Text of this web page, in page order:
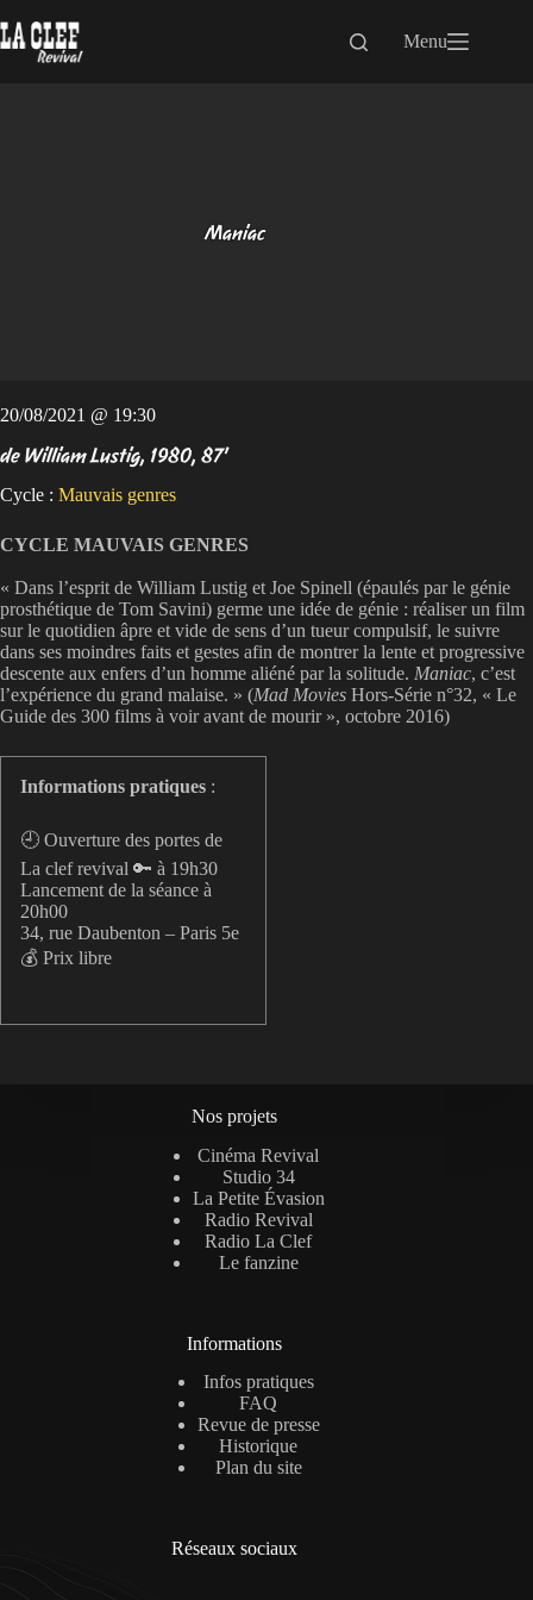
au
contenu
Menu
Maniac
20/08/2021 @ 19:30
de William Lustig, 1980, 87'
Cycle : Mauvais genres
CYCLE MAUVAIS GENRES
« Dans l’esprit de William Lustig et Joe Spinell (épaulés par le génie
prosthétique de Tom Savini) germe une idée de génie : réaliser un film
sur le quotidien âpre et vide de sens d’un tueur compulsif, le suivre
dans ses moindres faits et gestes afin de montrer la lente et progressive
descente aux enfers d’un homme aliéné par la solitude. Maniac, c’est
l’expérience du grand malaise. » (Mad Movies Hors-Série n°32, « Le
Guide des 300 films à voir avant de mourir », octobre 2016)
Informations pratiques :
🕘 Ouverture des portes de
La clef revival 🔑 à 19h30
Lancement de la séance à
20h00
34, rue Daubenton – Paris 5e
💰 Prix libre
Nos projets
Cinéma Revival
Studio 34
La Petite Évasion
Radio Revival
Radio La Clef
Le fanzine
Informations
Infos pratiques
FAQ
Revue de presse
Historique
Plan du site
Réseaux sociaux